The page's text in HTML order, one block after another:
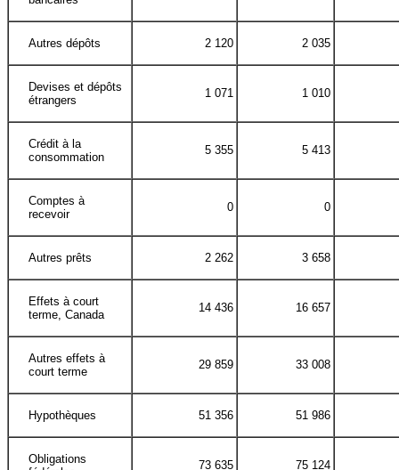
Autres dépôts 2 120 2 035
Devises et dépôts
étrangers
1 071 1 010
Crédit à la
consommation
5 355 5 413
Comptes à
recevoir
0 0
Autres prêts 2 262 3 658
Effets à court
terme, Canada
14 436 16 657
Autres effets à
court terme
29 859 33 008
Hypothèques 51 356 51 986
Obligations
73 635 75 124